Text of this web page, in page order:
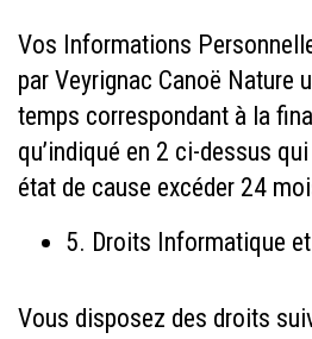
Vos Informations
par Veyrignac Canoë Nature
temps correspondant à la
qu’indiqué en 2 ci-dessus
état de cause excéder 24
5. Droits Informatique
Vous disposez des droits